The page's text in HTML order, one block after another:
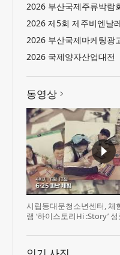
2026 부산국제주류박람
2026 제5회 제주비엔날
2026 국제양자산업대전
동영상
시립동대문청소년센터, 체
램 ‘하이스토리Hi :Story’ 성